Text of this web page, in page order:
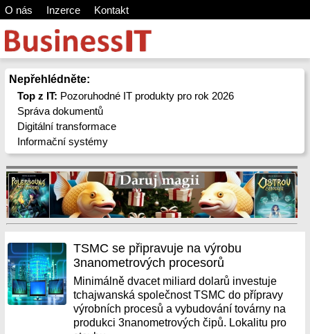
O nás Inzerce Kontakt
Nepřehlédněte:
Top z IT: Pozoruhodné IT produkty pro rok 2026
Správa dokumentů
Digitální transformace
Informační systémy
TSMC se připravuje na výrobu
3nanometrových procesorů
Minimálně dvacet miliard dolarů investuje
tchajwanská společnost TSMC do přípravy
výrobních procesů a vybudování továrny na
produkci 3nanometrových čipů. Lokalitu pro